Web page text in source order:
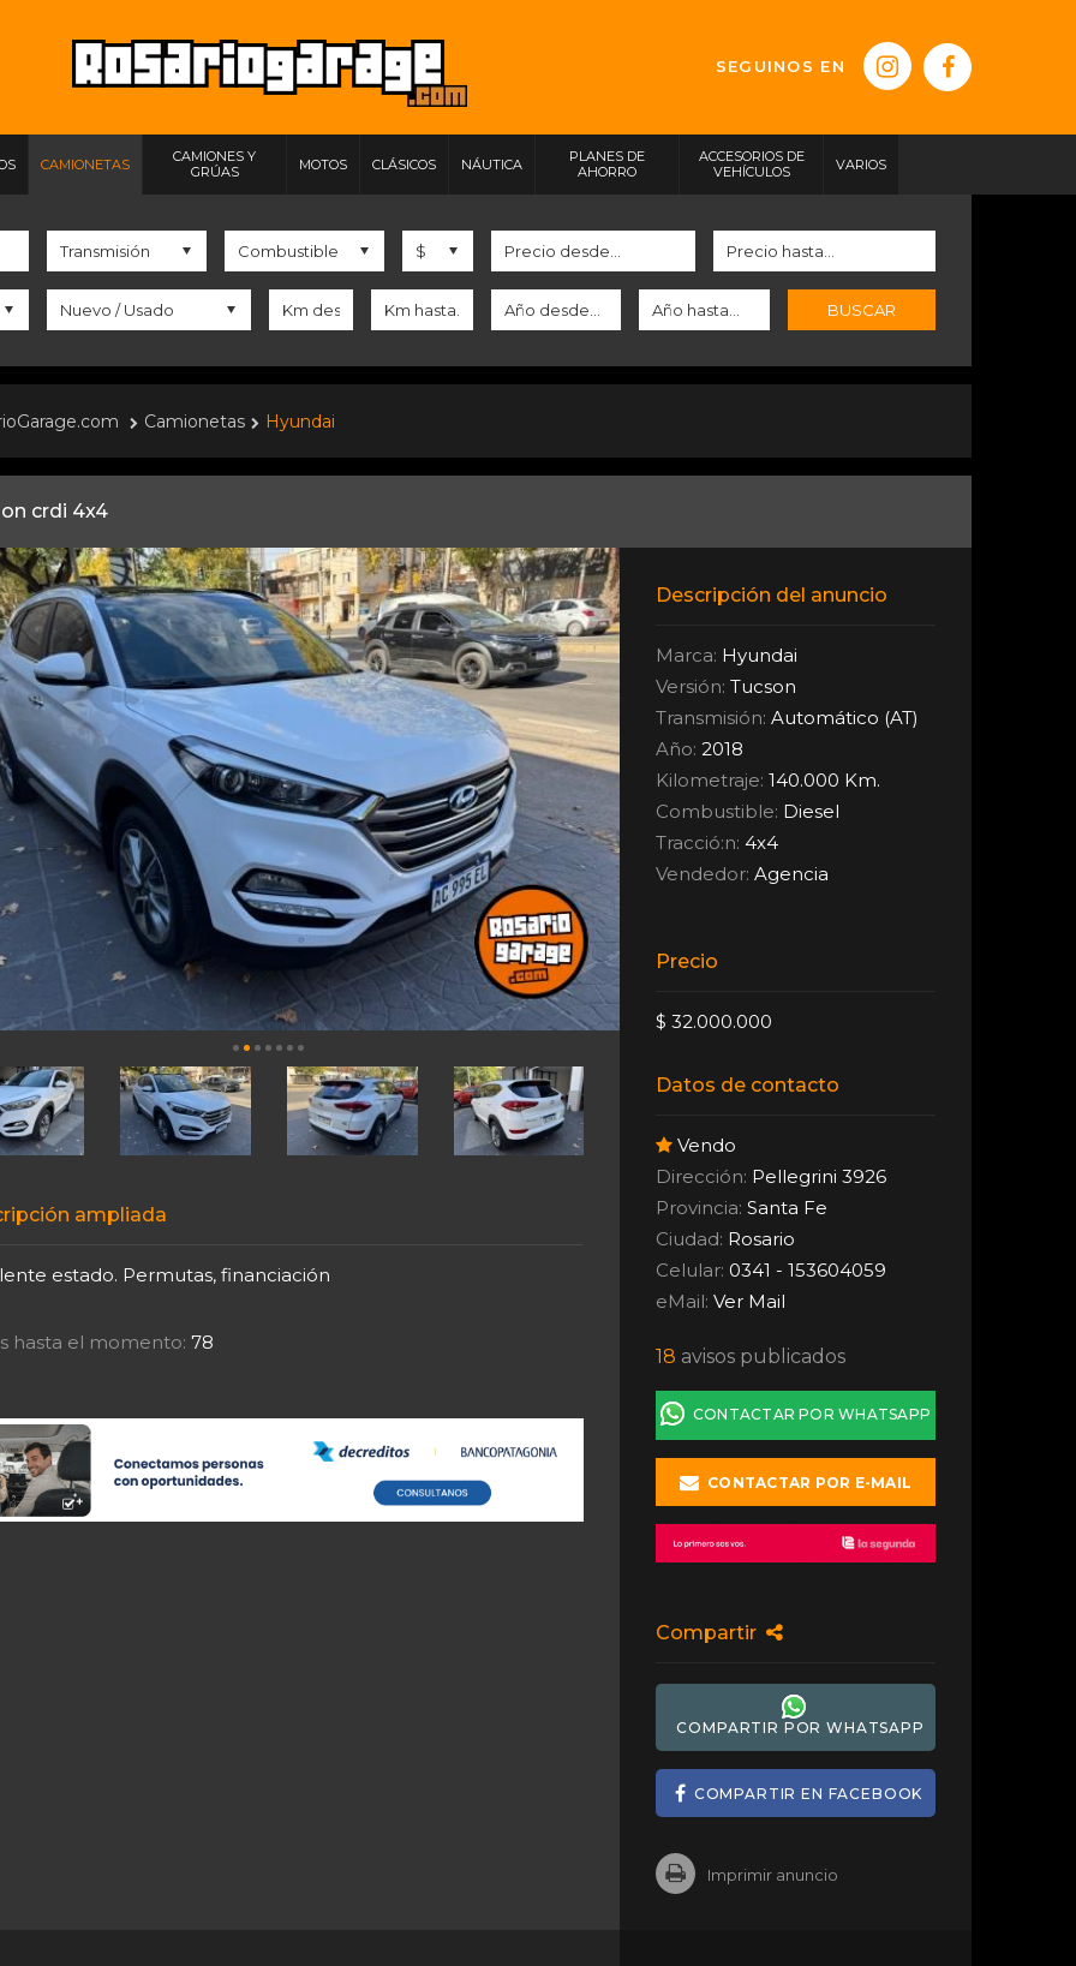
SEGUINOS EN
CAMIONETAS
CAMIONES Y
GRÚAS
MOTOS CLÁSICOS NÁUTICA
PLANES DE
AHORRO
ACCESORIOS DE
VEHÍCULOS
VARIOS
BUSCAR
Camionetas Hyundai
crdi 4x4
ampliada
estado. Permutas, financiación
hasta el momento: 78
Descripción del anuncio
Marca: Hyundai
Versión: Tucson
Transmisión: Automático (AT)
Año: 2018
Kilometraje: 140.000 Km.
Combustible: Diesel
Tracció:n: 4x4
Vendedor: Agencia
Precio
$ 32.000.000
Datos de contacto
Vendo
Dirección: Pellegrini 3926
Provincia:Santa Fe
Ciudad: Rosario
Celular: 0341 - 153604059
eMail:Ver Mail
18 avisos publicados
CONTACTAR POR WHATSAPP
CONTACTAR POR E-MAIL
Compartir
COMPARTIR POR WHATSAPP
COMPARTIR EN FACEBOOK
Imprimir anuncio